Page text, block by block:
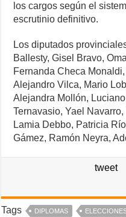
los cargos según el
escrutinio definitivo.
Los diputados
Ballesty, Gisel Bravo,
Fernanda Checa
Alejandro Vilca, Mario
Alejandra Mollón,
Ternavasio, Yael
Lamia Debbo, Patricia
Gámez, Ramón Neyra,
tweet
Tags DIPLOMAS